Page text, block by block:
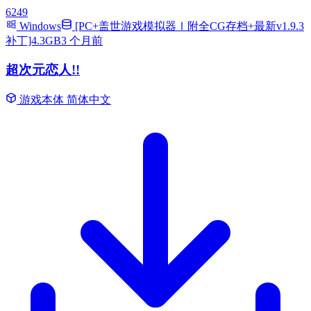
6249
Windows
[PC+盖世游戏模拟器Ⅰ附全CG存档+最新v1.9.3
补丁]4.3GB3 个月前
超次元恋人!!
游戏本体 简体中文